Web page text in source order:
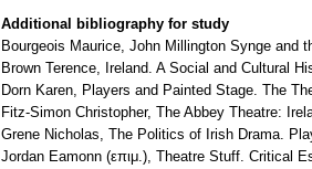
Additional bibliography for study
Bourgeois Maurice, John Millington Synge and
Brown Terence, Ireland. A Social and Cultural
Dorn Karen, Players and Painted Stage. The
Fitz-Simon Christopher, The Abbey Theatre:
Grene Nicholas, The Politics of Irish Drama.
Jordan Eamonn (επιμ.), Theatre Stuff. Critical